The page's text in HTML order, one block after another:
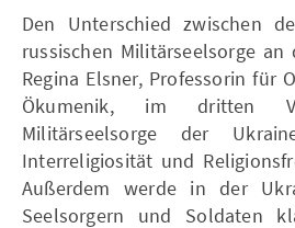
Den Unterschied zwischen
russischen Militärseelsorge
Regina Elsner, Professorin für
Ökumenik, im dritten
Militärseelsorge der
Interreligiosität und
Außerdem werde in der
Seelsorgern und Soldaten